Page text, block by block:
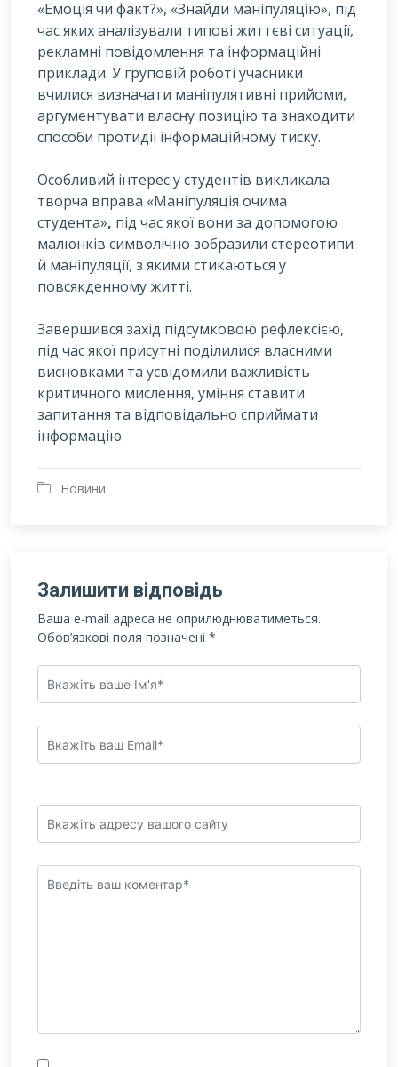
«Емоція чи факт?», «Знайди маніпуляцію», під
час яких аналізували типові життєві ситуації,
рекламні повідомлення та інформаційні
приклади. У груповій роботі учасники
вчилися визначати маніпулятивні прийоми,
аргументувати власну позицію та знаходити
способи протидії інформаційному тиску.
Особливий інтерес у студентів викликала
творча вправа «Маніпуляція очима
студента», під час якої вони за допомогою
малюнків символічно зобразили стереотипи
й маніпуляції, з якими стикаються у
повсякденному житті.
Завершився захід підсумковою рефлексією,
під час якої присутні поділилися власними
висновками та усвідомили важливість
критичного мислення, уміння ставити
запитання та відповідально сприймати
інформацію.
Новини
Залишити відповідь
Ваша e-mail адреса не оприлюднюватиметься.
Обов’язкові поля позначені *